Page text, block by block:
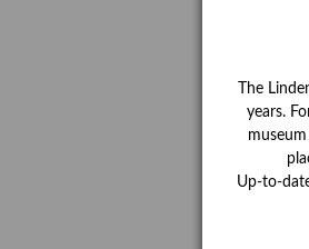
The
years.
Up-to-